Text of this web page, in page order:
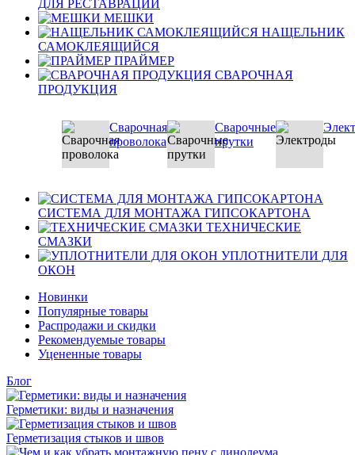
ДЛЯ РЕСТАВРАЦИИ
МЕШКИ
НАЩЕЛЬНИК
САМОКЛЕЯЩИЙСЯ
ПРАЙМЕР
СВАРОЧНАЯ
ПРОДУКЦИЯ
Сварочная
проволока
Сварочные
прутки
СИСТЕМА ДЛЯ МОНТАЖА ГИПСОКАРТОНА
ТЕХНИЧЕСКИЕ
СМАЗКИ
УПЛОТНИТЕЛИ ДЛЯ
ОКОН
Новинки
Популярные товары
Распродажи и скидки
Рекомендуемые товары
Уцененные товары
Блог
Герметики: виды и назначения
Герметизация стыков и швов